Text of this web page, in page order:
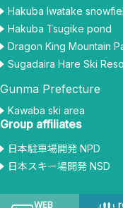
Hakuba Iwatake
Hakuba Tsugike pond
Dragon King Mountain
Sugadaira Hare Ski
Gunma Prefecture
Kawaba ski area
Group affiliates
日本駐車場開発 NPD
日本スキー場開発 NSD
WEB